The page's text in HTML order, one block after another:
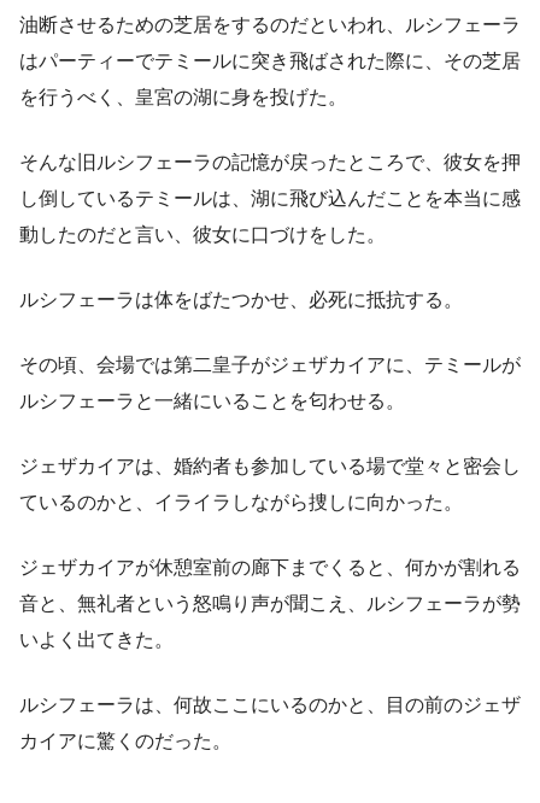
油断させるための芝居をするのだといわれ、ルシフェーラ
はパーティーでテミールに突き飛ばされた際に、その芝居
を行うべく、皇宮の湖に身を投げた。
そんな旧ルシフェーラの記憶が戻ったところで、彼女を押
し倒しているテミールは、湖に飛び込んだことを本当に感
動したのだと言い、彼女に口づけをした。
ルシフェーラは体をばたつかせ、必死に抵抗する。
その頃、会場では第二皇子がジェザカイアに、テミールが
ルシフェーラと一緒にいることを匂わせる。
ジェザカイアは、婚約者も参加している場で堂々と密会し
ているのかと、イライラしながら捜しに向かった。
ジェザカイアが休憩室前の廊下までくると、何かが割れる
音と、無礼者という怒鳴り声が聞こえ、ルシフェーラが勢
いよく出てきた。
ルシフェーラは、何故ここにいるのかと、目の前のジェザ
カイアに驚くのだった。